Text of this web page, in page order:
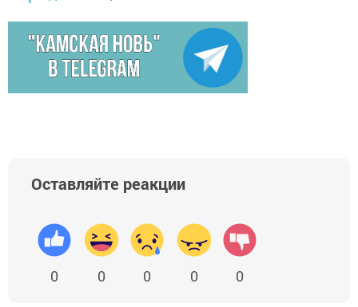
Оставляйте реакции
0 0 0 0 0